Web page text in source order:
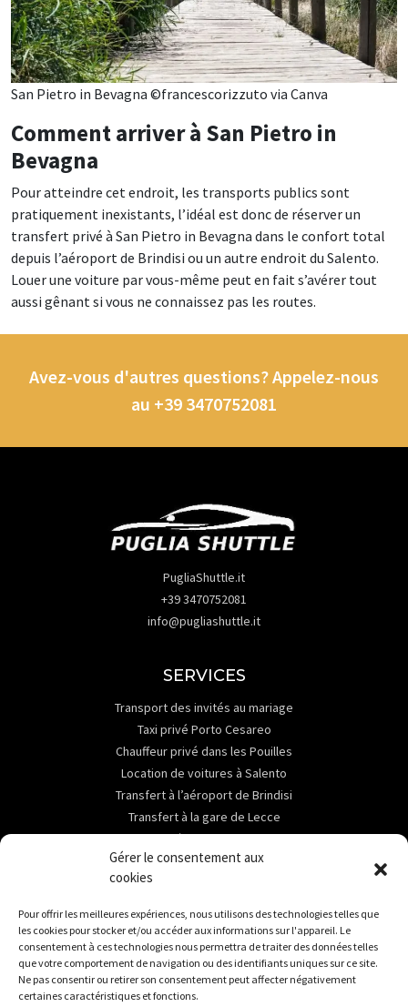
Gérer le consentement aux
cookies
Pour offrir les meilleures expériences, nous utilisons des technologies telles que
les cookies pour stocker et/ou accéder aux informations sur l'appareil. Le
consentement à ces technologies nous permettra de traiter des données telles
que votre comportement de navigation ou des identifiants uniques sur ce site.
Ne pas consentir ou retirer son consentement peut affecter négativement
certaines caractéristiques et fonctions.
San Pietro in Bevagna ©francescorizzuto via Canva
Comment arriver à San Pietro in
Bevagna
Pour atteindre cet endroit, les transports publics sont
pratiquement inexistants, l’idéal est donc de réserver un
transfert privé à San Pietro in Bevagna dans le confort total
depuis l’aéroport de Brindisi ou un autre endroit du Salento.
Louer une voiture par vous-même peut en fait s’avérer tout
aussi gênant si vous ne connaissez pas les routes.
Avez-vous d'autres questions? Appelez-nous
au +39 3470752081
PugliaShuttle.it
+39 3470752081
info@pugliashuttle.it
SERVICES
Transport des invités au mariage
Taxi privé Porto Cesareo
Chauffeur privé dans les Pouilles
Location de voitures à Salento
Transfert à l’aéroport de Brindisi
Transfert à la gare de Lecce
Transfert à la gare de Brindisi
Services
Destinations
Location de voitures à Salento
DESTINATIONS